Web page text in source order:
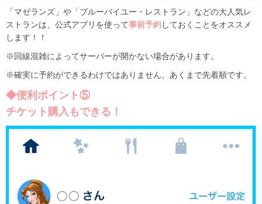
「マゼランズ」や「ブルーバイユー・レストラン」などの大人気レ
ストランは、公式アプリを使って事前予約しておくことをオススメ
します！！
※回線混雑によってサーバーが開かない場合があります。
※確実に予約ができるわけではありません。あくまで先着順です。
◆便利ポイント⑤
チケット購入もできる！